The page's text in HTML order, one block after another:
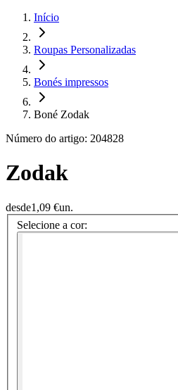
Início
Roupas Personalizadas
Bonés impressos
Boné Zodak
Número do artigo: 204828
Zodak
desde1,09 €un.
Selecione a cor: